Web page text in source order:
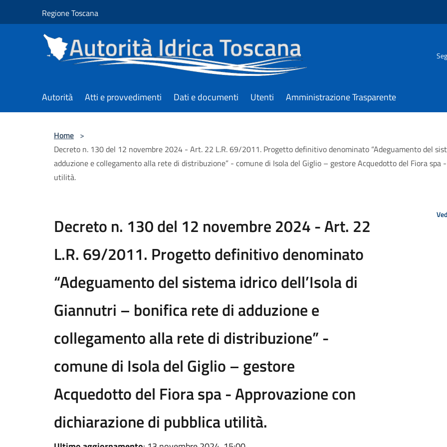
Regione Toscana
Autorità Atti e provvedimenti Dati e documenti Utenti Amministrazione Trasparente
Home >
Decreto n. 130 del 12 novembre 2024 - Art. 22 L.R. 69/2011. Progetto definitivo denominato “Adeguamento del
adduzione e collegamento alla rete di distribuzione” - comune di Isola del Giglio – gestore Acquedotto del Fiora spa
utilità.
Decreto n. 130 del 12 novembre 2024 - Art. 22
L.R. 69/2011. Progetto definitivo denominato
“Adeguamento del sistema idrico dell’Isola di
Giannutri – bonifica rete di adduzione e
collegamento alla rete di distribuzione” -
comune di Isola del Giglio – gestore
Acquedotto del Fiora spa - Approvazione con
dichiarazione di pubblica utilità.